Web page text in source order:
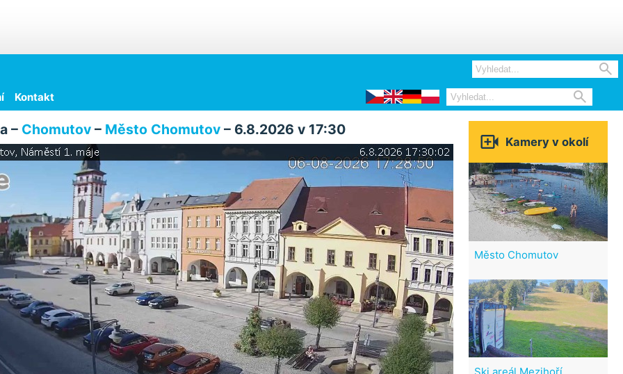

Kontakt 
– Chomutov– Město Chomutov– 6.8.2026 v 17:30  Kamery v okolí
Město Chomutov
Ski areál Mezihoří